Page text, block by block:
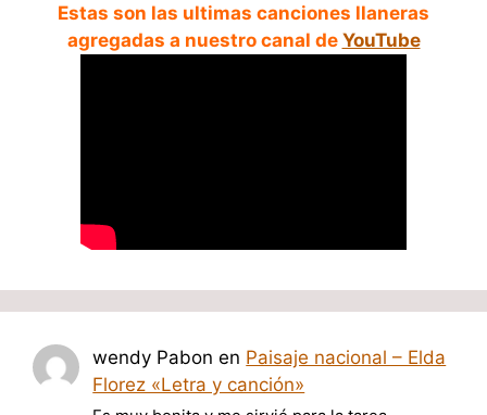
Estas son las ultimas canciones llaneras
agregadas a nuestro canal de YouTube
wendy Pabon en Paisaje nacional – Elda
Florez «Letra y canción»